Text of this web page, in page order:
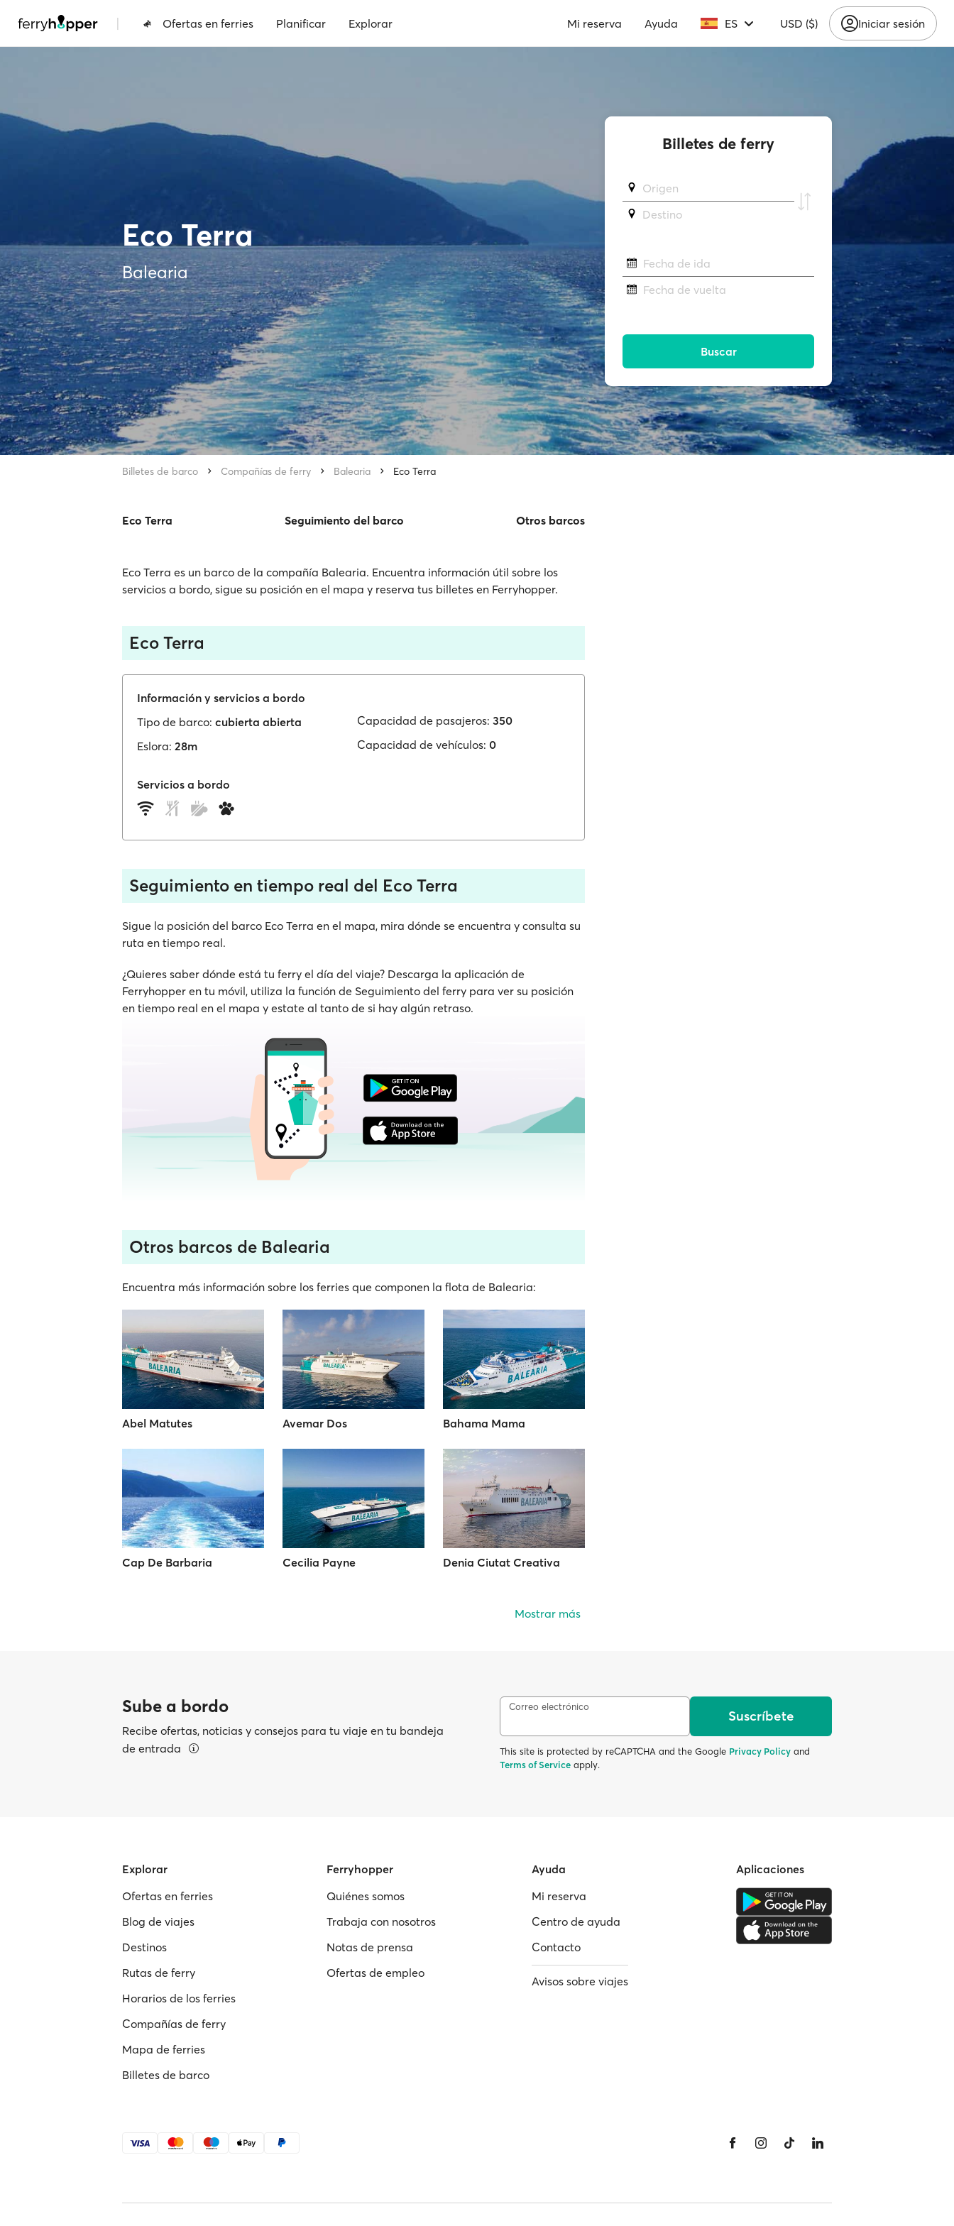
| Ofertas en ferries Planificar Explorar Mi reserva Ayuda ES USD ($) Iniciar sesión
Eco Terra
Balearia
Billetes de barco Compañías de ferry Balearia Eco Terra
Eco Terra Seguimiento del barco Otros barcos
Eco Terra es un barco de la compañía Balearia. Encuentra información útil sobre los
servicios a bordo, sigue su posición en el mapa y reserva tus billetes en Ferryhopper.
Eco Terra
Información y servicios a bordo
Tipo de barco: cubierta abierta
Eslora: 28m
Capacidad de pasajeros: 350
Capacidad de vehículos: 0
Servicios a bordo
Seguimiento en tiempo real del Eco Terra
Sigue la posición del barco Eco Terra en el mapa, mira dónde se encuentra y consulta su
ruta en tiempo real.
¿Quieres saber dónde está tu ferry el día del viaje? Descarga la aplicación de
Ferryhopper en tu móvil, utiliza la función de Seguimiento del ferry para ver su posición
en tiempo real en el mapa y estate al tanto de si hay algún retraso.
Otros barcos de Balearia
Encuentra más información sobre los ferries que componen la flota de Balearia:
Abel Matutes Avemar Dos Bahama Mama
Cap De Barbaria Cecilia Payne Denia Ciutat Creativa
Mostrar más
Billetes de ferry
Origen
Destino
Fecha de ida
Fecha de vuelta
Buscar
Sube a bordo
Recibe ofertas, noticias y consejos para tu viaje en tu bandeja
de entrada
Correo electrónico
Suscríbete
This site is protected by reCAPTCHA and the Google Privacy Policy and
Terms of Service apply.
Explorar
Ofertas en ferries
Blog de viajes
Destinos
Rutas de ferry
Horarios de los ferries
Compañías de ferry
Mapa de ferries
Billetes de barco
Ferryhopper
Quiénes somos
Trabaja con nosotros
Notas de prensa
Ofertas de empleo
Ayuda
Mi reserva
Centro de ayuda
Contacto
Avisos sobre viajes
Aplicaciones